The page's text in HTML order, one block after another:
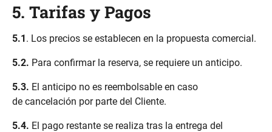
5. Tarifas y Pagos
5.1. Los precios se establecen en la propuesta comercial.
5.2. Para confirmar la reserva, se requiere un anticipo.
5.3. El anticipo no es reembolsable en caso
de cancelación por parte del Cliente.
5.4. El pago restante se realiza tras la entrega del